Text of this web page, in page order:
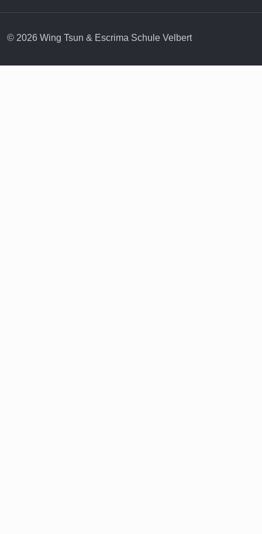
© 2026 Wing Tsun & Escrima Schule Velbert